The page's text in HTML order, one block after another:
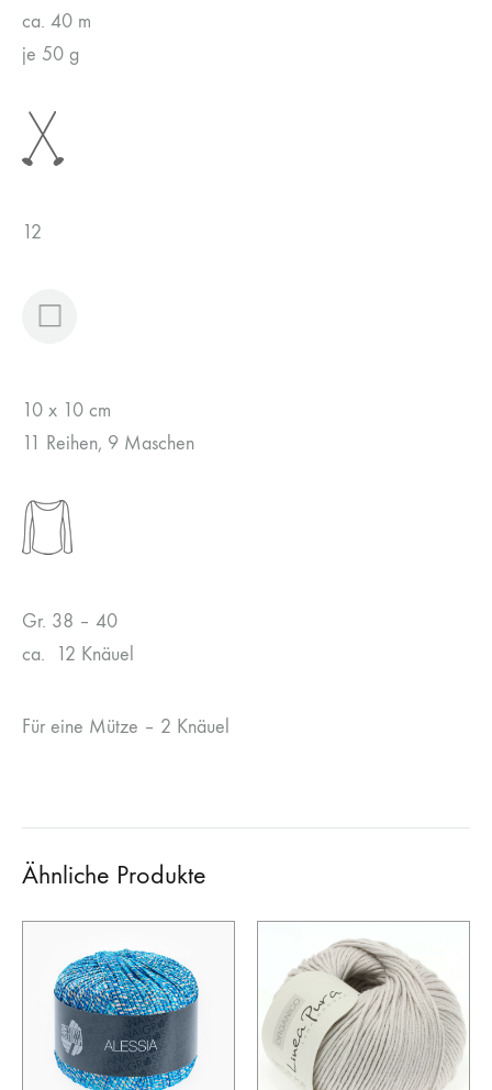
ca. 40 m
je 50 g
12
10 x 10 cm
11 Reihen, 9 Maschen
Gr. 38 – 40
ca. 12 Knäuel
Für eine Mütze – 2 Knäuel
Ähnliche Produkte